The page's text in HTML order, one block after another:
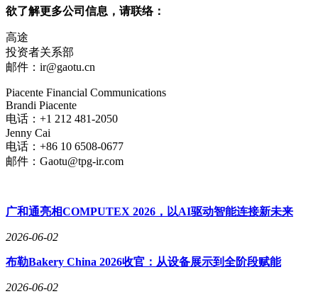
欲了解更多公司信息，请联络：
高途
投资者关系部
邮件：ir@gaotu.cn
Piacente Financial Communications
Brandi Piacente
电话：+1 212 481-2050
Jenny Cai
电话：+86 10 6508-0677
邮件：Gaotu@tpg-ir.com
广和通亮相COMPUTEX 2026，以AI驱动智能连接新未来
2026-06-02
布勒Bakery China 2026收官：从设备展示到全阶段赋能
2026-06-02